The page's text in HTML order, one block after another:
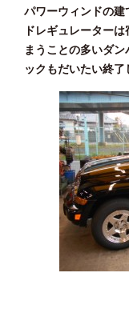
パワーウィンドの
ドレギュレーター
まうことの多いダ
ックもだいたい終